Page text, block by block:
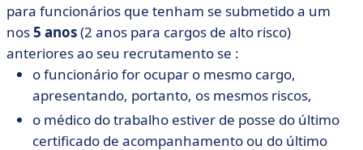
para funcionários que tenham se submetido a um
nos5 anos(2 anos para cargos de alto risco)
anteriores ao seu recrutamento se :
o funcionário for ocupar o mesmo cargo,
apresentando, portanto, os mesmos riscos,
o médico do trabalho estiver de posse do último
certificado de acompanhamento ou do último